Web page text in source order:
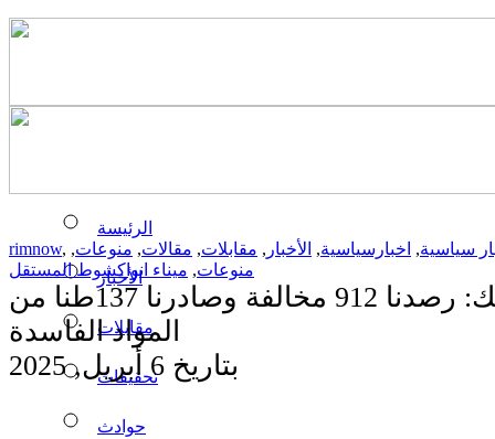
الرئيسة
الأخبار
مقابلات
تحقيقات
حوادث
rimnow, سياسية, اخبارسياسية, الأخبار , مقابلات, مقالات, منوعات,
منوعات, ميناء انواكشوط المستقل
حماية المستهلك: رصدنا 912 مخالفة وصادرنا 137طنا من
المواد الفاسدة
بتاريخ 6 أبريل, 2025